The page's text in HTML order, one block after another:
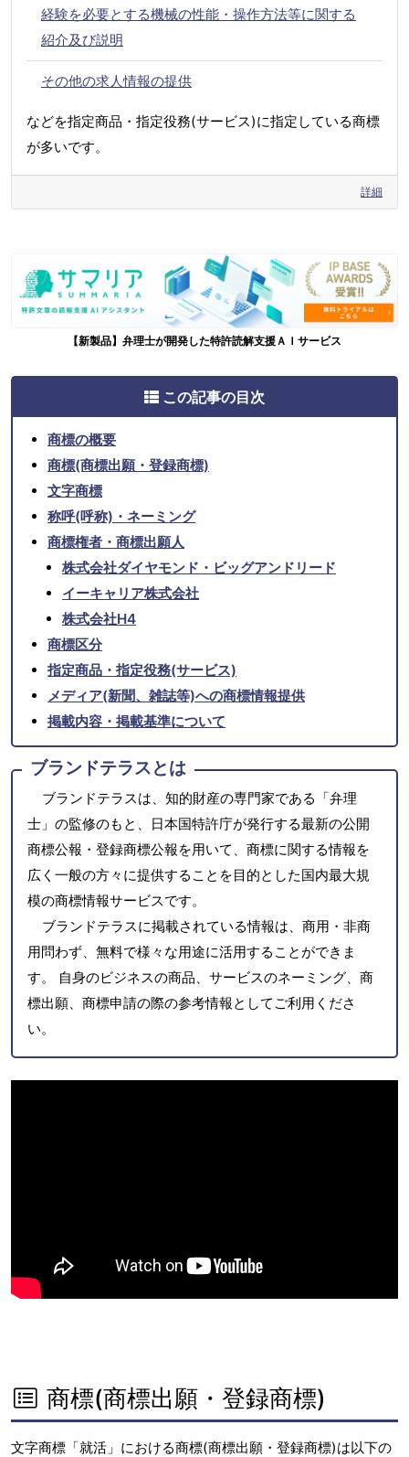
経験を必要とする機械の性能・操作方法等に関する
紹介及び説明
その他の求人情報の提供
などを指定商品・指定役務(サービス)に指定している商標
が多いです。
詳細
【新製品】弁理士が開発した特許読解支援ＡＩサービス
この記事の目次
商標の概要
商標(商標出願・登録商標)
文字商標
称呼(呼称)・ネーミング
商標権者・商標出願人
株式会社ダイヤモンド・ビッグアンドリード
イーキャリア株式会社
株式会社H4
商標区分
指定商品・指定役務(サービス)
メディア(新聞、雑誌等)への商標情報提供
掲載内容・掲載基準について
ブランドテラスとは
ブランドテラスは、知的財産の専門家である「弁理
士」の監修のもと、日本国特許庁が発行する最新の公開
商標公報・登録商標公報を用いて、商標に関する情報を
広く一般の方々に提供することを目的とした国内最大規
模の商標情報サービスです。
ブランドテラスに掲載されている情報は、商用・非商
用問わず、無料で様々な用途に活用することができま
す。 自身のビジネスの商品、サービスのネーミング、商
標出願、商標申請の際の参考情報としてご利用くださ
い。
商標(商標出願・登録商標)
文字商標「就活」における商標(商標出願・登録商標)は以下の